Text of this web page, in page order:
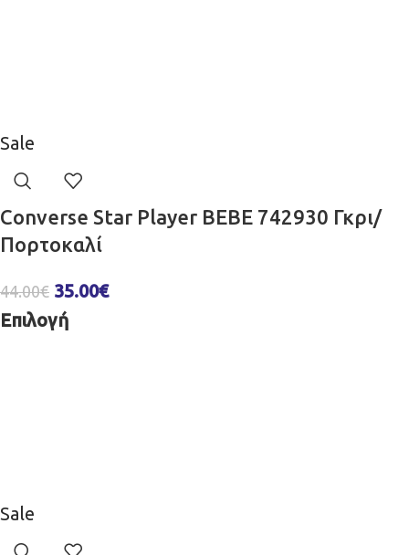
Sale
Converse Star Player BEBE 742930 Γκρι/
Πορτοκαλί
44.00€ 35.00€
Επιλογή
Sale